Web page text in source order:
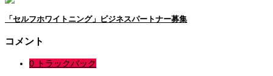
「セルフホワイトニング」ビジネスパートナー募集
コメント
0 トラックバック